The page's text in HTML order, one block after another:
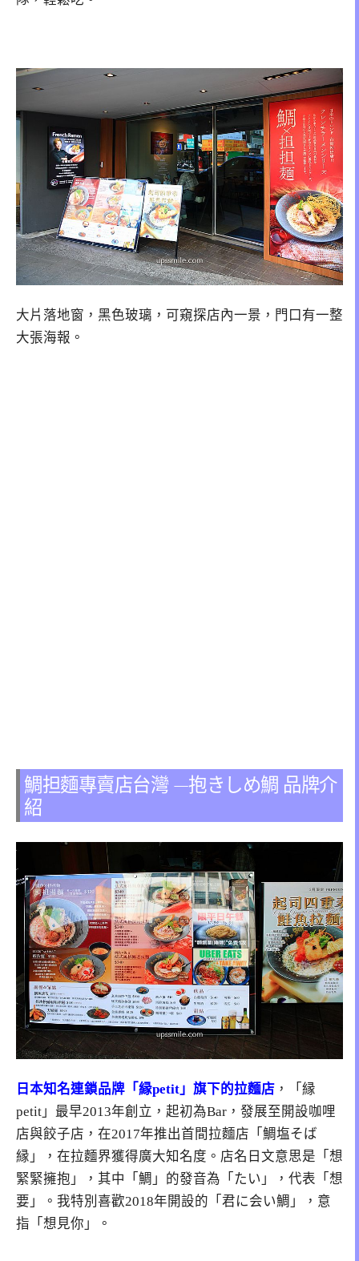
大片落地窗，黑色玻璃，可窺探店內一景，門口有一整
大張海報。
鯛担麵專賣店台灣 —抱きしめ鯛 品牌介
紹
日本知名連鎖品牌「縁petit」旗下的拉麵店 ，「縁
petit」最早2013年創立，起初為Bar，發展至開設咖哩
店與餃子店，在2017年推出首間拉麵店「鯛塩そば
縁」，在拉麵界獲得廣大知名度。店名日文意思是「想
緊緊擁抱」，其中「鯛」的發音為「たい」，代表「想
要」。我特別喜歡2018年開設的「君に会い鯛」，意
指「想見你」。